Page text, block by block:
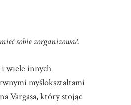
sobie zorganizować.
wiele innych
myślokształtami
Vargasa, który stojąc